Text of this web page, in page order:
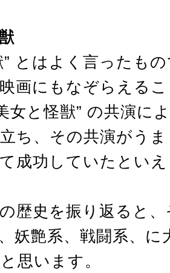
” とはよく言ったも
画にもなぞらえる
女と怪獣” の共演に
ち、その共演がう
成功していたとい
歴史を振り返ると
妖艶系、戦闘系、に
思います。